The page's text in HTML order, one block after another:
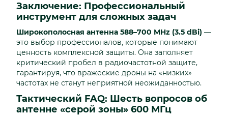
Заключение: Профессиональный
инструмент для сложных задач
Широкополосная антенна 588–700 MHz (3.5 dBi) —
это выбор профессионалов, которые понимают
ценность комплексной защиты. Она заполняет
критический пробел в радиочастотной защите,
гарантируя, что вражеские дроны на «низких»
частотах не станут неприятной неожиданностью.
Тактический FAQ: Шесть вопросов об
антенне «серой зоны» 600 МГц